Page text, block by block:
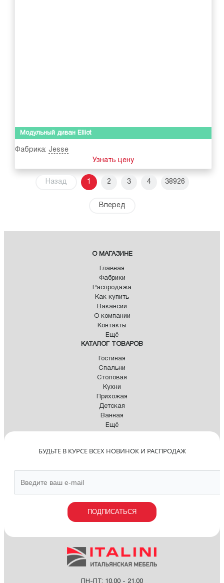
Модульный диван Elliot
Фабрика: Jesse
Узнать цену
Назад 1 2 3 4 38926
Вперед
О МАГАЗИНЕ
Главная
Фабрики
Распродажа
Как купить
Вакансии
О компании
Контакты
Ещё
КАТАЛОГ ТОВАРОВ
Гостиная
Спальни
Столовая
Кухни
Прихожая
Детская
Ванная
Ещё
БУДЬТЕ В КУРСЕ ВСЕХ НОВИНОК И РАСПРОДАЖ
ПОДПИСАТЬСЯ
ПН-ПТ: 10.00 - 21.00